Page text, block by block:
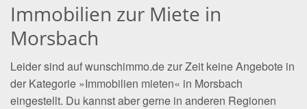
Immobilien zur Miete in
Morsbach
Leider sind auf wunschimmo.de zur Zeit keine Angebote in
der Kategorie »Immobilien mieten« in Morsbach
eingestellt. Du kannst aber gerne in anderen Regionen